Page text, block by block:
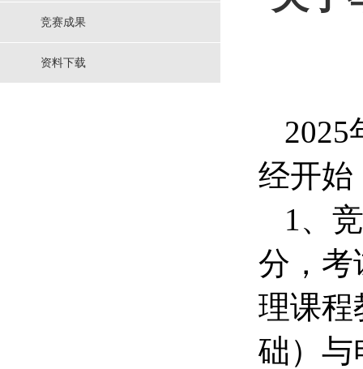
竞赛成果
资料下载
2025
经开始
1、
分，考
理课程
础）与